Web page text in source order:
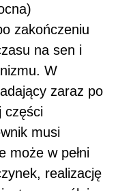
zakończeniu
na sen i
W
zaraz po
części
musi
może w pełni
realizację